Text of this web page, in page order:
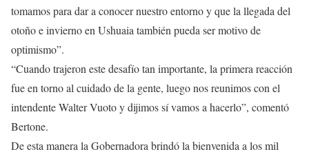
tomamos para dar a conocer nuestro entorno y que la llegada del
otoño e invierno en Ushuaia también pueda ser motivo de
optimismo”.
“Cuando trajeron este desafío tan importante, la primera reacción
fue en torno al cuidado de la gente, luego nos reunimos con el
intendente Walter Vuoto y dijimos sí vamos a hacerlo”, comentó
Bertone.
De esta manera la Gobernadora brindó la bienvenida a los mil